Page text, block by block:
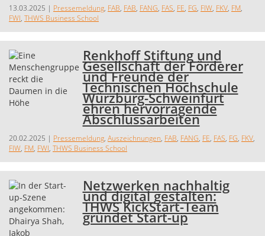
13.03.2025 | Pressemeldung, FAB, FAB, FANG, FAS, FE, FG, FIW, FKV, FM,
FWI, THWS Business School
Renkhoff Stiftung und
Gesellschaft der Förderer
und Freunde der
Technischen Hochschule
Würzburg-Schweinfurt
ehren hervorragende
Abschlussarbeiten
20.02.2025 | Pressemeldung, Auszeichnungen, FAB, FANG, FE, FAS, FG, FKV,
FIW, FM, FWI, THWS Business School
Netzwerken nachhaltig
und digital gestalten:
THWS KickStart-Team
gründet Start-up